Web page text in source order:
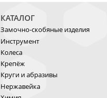
КАТАЛОГ
Замочно-скобяные изделия
Инструмент
Колеса
Крепёж
Круги и абразивы
Нержавейка